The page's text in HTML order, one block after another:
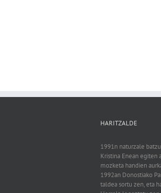
HARITZALDE
1991n naturzale
Kristina Enean egiten
mozketa handien
1992an Donostiako
taldea sortu zen, eta